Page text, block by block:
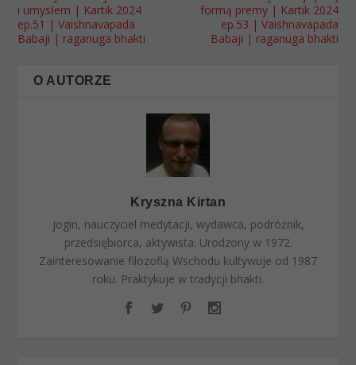
i umysłem | Kartik 2024
ep.51 | Vaishnavapada
Babaji | raganuga bhakti
formą premy | Kartik 2024
ep.53 | Vaishnavapada
Babaji | raganuga bhakti
O AUTORZE
Kryszna Kirtan
jogin, nauczyciel medytacji, wydawca, podróżnik,
przedsiębiorca, aktywista. Urodzony w 1972.
Zainteresowanie filozofią Wschodu kultywuje od 1987
roku. Praktykuje w tradycji bhakti.